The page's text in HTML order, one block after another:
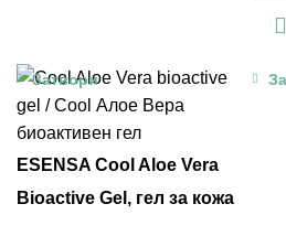
Затвори
ESENSA Cool Aloe Vera
Bioactive Gel, гел за кожа